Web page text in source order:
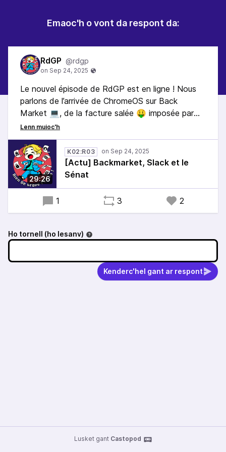
Emaoc'h o vont da respont da:
RdGP @rdgp
Le nouvel épisode de RdGP est en ligne ! Nous
parlons de l’arrivée de ChromeOS sur Back
Market 💻, de la facture salée 🤑 imposée par
Slack au Hack Club ($200K quand même…) puis
du rapport du Sénat sur l’exclusion numérique et
les limites du tout dématérialisé 🤖.
29:26
K02:R03
[Actu] Backmarket, Slack et le
Sénat
1 3 2
Ho tornell (ho lesanv)
Kenderc'hel gant ar respont
Lusket gant Castopod